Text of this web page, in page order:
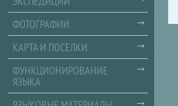
ФОТОГРАФИИ
КАРТА И ПОСЕЛКИ
ФУНКЦИОНИРОВАНИЕ
ЯЗЫКА